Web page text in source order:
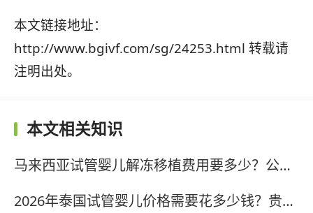
本文链接地址：
http://www.bgivf.com/sg/24253.html 转载请
注明出处。
本文相关知识
马来西亚试管婴儿解冻移植费用要多少？公立医院价格清单与省钱攻略?
2026年泰国试管婴儿价格需要花多少钱？贵吗？?